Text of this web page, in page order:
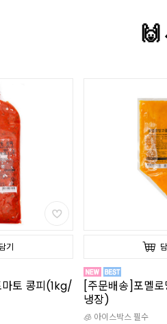
🙌
담기
고 콩피(1kg/
[주문배송]다크
제/92g x 22개입)
🧊 아이스박스 필수